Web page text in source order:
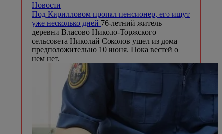
Новости
Под Кирилловом пропал пенсионер, его ищут
уже несколько дней 76-летний житель
деревни Власово Николо-Торжского
сельсовета Николай Соколов ушел из дома
предположительно 10 июня. Пока вестей о
нем нет.